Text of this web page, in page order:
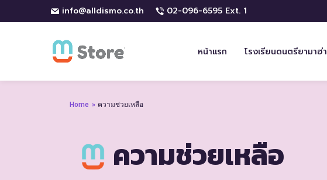
info@alldismo.co.th 02-096-6595 Ext. 1
หน้าแรก โรงเรียนดนตรียามาฮ่า
Home » ความช่วยเหลือ
ความช่วยเหลือ